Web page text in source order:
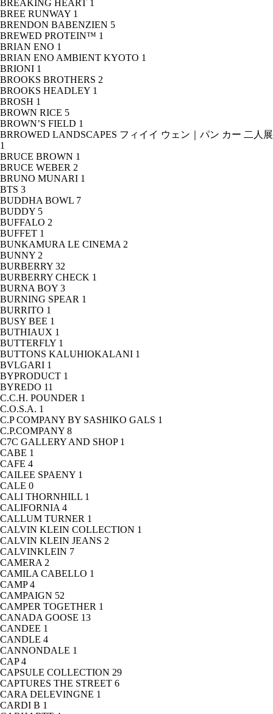
BREAKING HEART 1
BREE RUNWAY 1
BRENDON BABENZIEN 5
BREWED PROTEIN™ 1
BRIAN ENO 1
BRIAN ENO AMBIENT KYOTO 1
BRIONI 1
BROOKS BROTHERS 2
BROOKS HEADLEY 1
BROSH 1
BROWN RICE 5
BROWN’S FIELD 1
BRROWED LANDSCAPES フィイイ ウェン｜パン カー 二人展
1
BRUCE BROWN 1
BRUCE WEBER 2
BRUNO MUNARI 1
BTS 3
BUDDHA BOWL 7
BUDDY 5
BUFFALO 2
BUFFET 1
BUNKAMURA LE CINEMA 2
BUNNY 2
BURBERRY 32
BURBERRY CHECK 1
BURNA BOY 3
BURNING SPEAR 1
BURRITO 1
BUSY BEE 1
BUTHIAUX 1
BUTTERFLY 1
BUTTONS KALUHIOKALANI 1
BVLGARI 1
BYPRODUCT 1
BYREDO 11
C.C.H. POUNDER 1
C.O.S.A. 1
C.P COMPANY BY SASHIKO GALS 1
C.P.COMPANY 8
C7C GALLERY AND SHOP 1
CABE 1
CAFE 4
CAILEE SPAENY 1
CALE 0
CALI THORNHILL 1
CALIFORNIA 4
CALLUM TURNER 1
CALVIN KLEIN COLLECTION 1
CALVIN KLEIN JEANS 2
CALVINKLEIN 7
CAMERA 2
CAMILA CABELLO 1
CAMP4
CAMPAIGN 52
CAMPER TOGETHER 1
CANADA GOOSE 13
CANDEE 1
CANDLE 4
CANNONDALE 1
CAP4
CAPSULE COLLECTION 29
CAPTURES THE STREET 6
CARA DELEVINGNE 1
CARDI B 1